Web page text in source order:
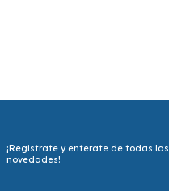
¡Registrate y enterate de todas las
novedades!